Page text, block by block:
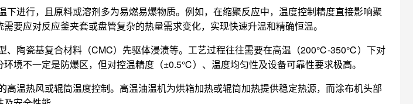
进行，且原料或溶剂多为易燃易爆物质。例如，在缩聚反应中，温度控制精度直接影响聚
要应对反应釜夹套或盘管复杂的热量需求变化，实现快速升温和精确恒温。
、陶瓷基复合材料（CMC）先驱体浸渍等。工艺过程往往需要在高温（200℃-350℃）下对
境不一定是防爆区，但对控温精度（±0.5℃）、温度均匀性及设备可靠性要求极高。
温热风或辊筒温度控制。高温油温机为烘箱加热或辊筒加热提供稳定热源，而涂布机头部